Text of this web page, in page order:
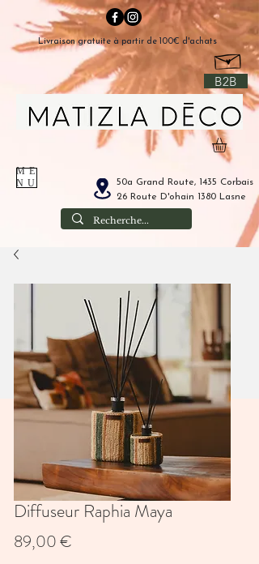
B2B
50a Grand Route, 1435 Corbais
26 Route D'ohain 1380 Lasne
ME
NU
Livraison gratuite à partir de 100€ d'achats
Diffuseur Raphia Maya
89,00 €